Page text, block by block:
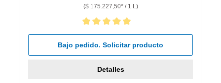
($ 175.227,50* / 1 L)
Calificación promedio de 5 de 5 estrellas
Bajo pedido. Solicitar producto
Detalles